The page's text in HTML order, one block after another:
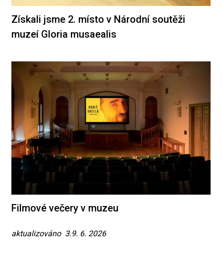
Získali jsme 2. místo v Národní soutěži
muzeí Gloria musaealis
Filmové večery v muzeu
aktualizováno 3.9. 6. 2026